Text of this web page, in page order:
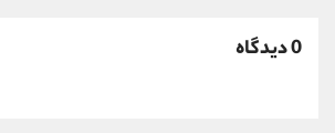
0 دیدگاه